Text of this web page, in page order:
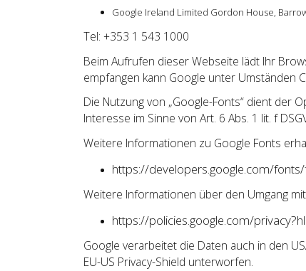
Google Ireland Limited Gordon House,
Tel: +353 1 543 1000
Beim Aufrufen dieser Webseite lädt Ihr
empfangen kann Google unter Umständen
Die Nutzung von „Google-Fonts“ dient der
Interesse im Sinne von Art. 6 Abs. 1 lit. f
Weitere Informationen zu Google Fonts
https://developers.google.com/
Weitere Informationen über den Umgang
https://policies.google.com/
Google verarbeitet die Daten auch in den
EU-US Privacy-Shield unterworfen.